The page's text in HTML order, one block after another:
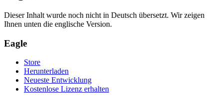
Dieser Inhalt wurde noch nicht in Deutsch übersetzt. Wir zeigen
Ihnen unten die englische Version.
Eagle
Store
Herunterladen
Neueste Entwicklung
Kostenlose Lizenz erhalten